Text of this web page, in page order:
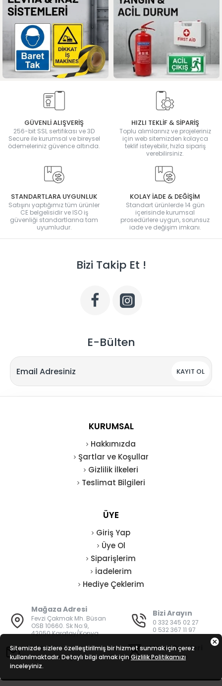
GÜVENLİ ALIŞVERİŞ
256-bit SSL sertifikası ve 3D
Secure ile kurumsal ve bireysel
ödemeleriniz güvence altında.
HIZLI TEKLİF & SİPARİŞ
Toplu alımlarınız ve projeleriniz
için web sitemizden kolayca
teklif isteyebilir, hızla sipariş
verebilirsiniz.
STANDARTLARA UYGUNLUK
Satışını yaptığımız tüm ürünler
CE belgelisidir ve ISO iş
güvenliği standartlarına tam
uyumludur.
KOLAY İADE & DEĞİŞİM
Standart ürünlerde 14 gün
içerisinde kurumsal
prosedürlere uygun, sorunsuz
iade ve değişim imkanı.
Bizi Takip Et !
E-Bülten
KAYIT OL
KURUMSAL
Hakkımızda
Şartlar ve Koşullar
Gizlilik İlkeleri
Teslimat Bilgileri
ÜYE
Giriş Yap
Üye Ol
Siparişlerim
İadelerim
Hediye Çeklerim
Mağaza Adresi
Fevzi Çakmak Mh. Büsan
OSB 10660. Sk No:9,
42050 Karatay/Konya
Bizi Arayın
0 332 345 02 27
0 532 367 11 97
E-Posta
bilgi@vatanisguvenligi.com
Mesai Saatleri
08:00 - 19:00
Sitemizde sizlere özelleştirilmiş bir hizmet sunmak için çerez
kullanılmaktadır. Detaylı bilgi almak için Gizlilik Politikamızı
inceleyiniz.